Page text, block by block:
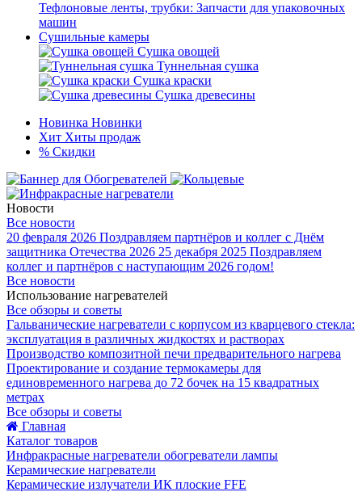
Тефлоновые ленты, трубки: Запчасти для упаковочных
машин
Сушильные камеры
Сушка овощей
Туннельная сушка
Сушка краски
Сушка древесины
Новинка Новинки
Хит Хиты продаж
% Скидки
Новости
Все новости
20 февраля 2026 Поздравляем партнёров и коллег с Днём
защитника Отечества 2026 25 декабря 2025 Поздравляем
коллег и партнёров с наступающим 2026 годом!
Все новости
Использование нагревателей
Все обзоры и советы
Гальванические нагреватели с корпусом из кварцевого стекла:
эксплуатация в различных жидкостях и растворах
Производство композитной печи предварительного нагрева
Проектирование и создание термокамеры для
единовременного нагрева до 72 бочек на 15 квадратных
метрах
Все обзоры и советы
Главная
Каталог товаров
Инфракрасные нагреватели обогреватели лампы
Керамические нагреватели
Керамические излучатели ИК плоские FFE